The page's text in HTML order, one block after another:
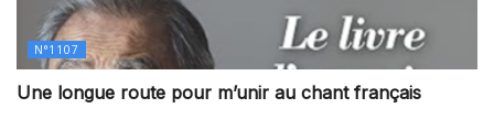
N°1107
Une longue route pour m’unir au chant français